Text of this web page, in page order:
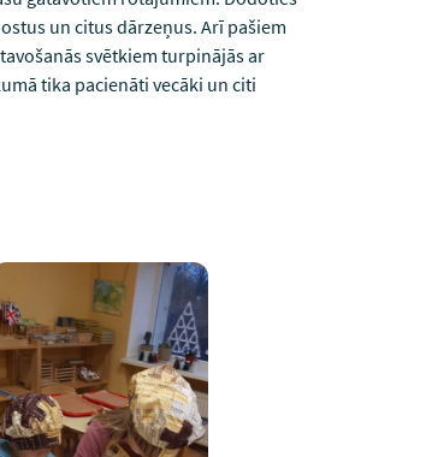
un citus dārzeņus. Arī pašiem
svētkiem turpinājās ar
tika pacienāti vecāki un citi